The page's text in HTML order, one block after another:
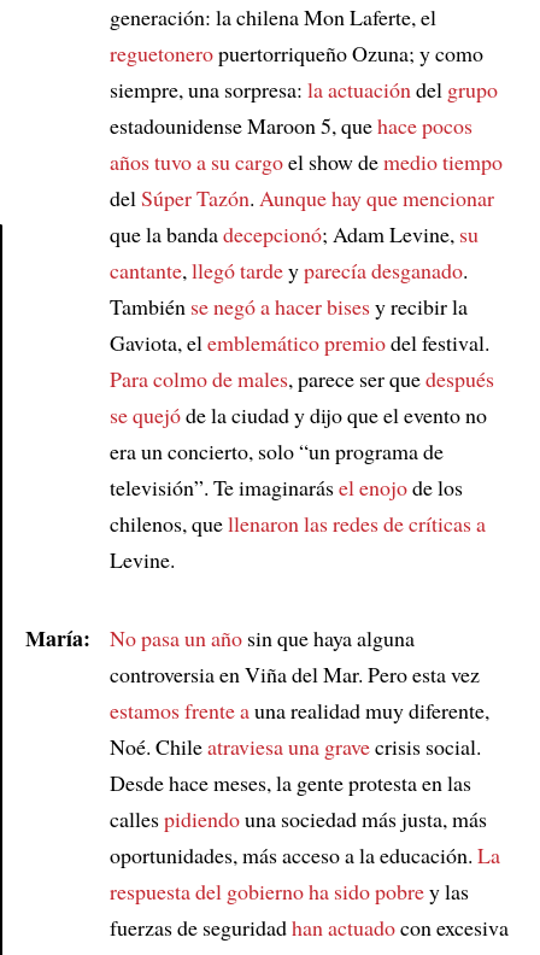
generación: la chilena Mon Laferte, el
reguetoneropuertorriqueño Ozuna; y como
siempre, una sorpresa: la actuación del grupo
estadounidense Maroon 5, quehace pocos
añostuvo a su cargoel show demedio tiempo
del Súper Tazón. Aunque hay que mencionar
que la bandadecepcionó; Adam Levine, su
cantante, llegó tardeyparecía desganado.
También se negó a hacer bisesy recibir la
Gaviota, el emblemático premiodel festival.
Para colmo de males, parece ser quedespués
se quejóde la ciudad y dijo que el evento no
era un concierto, solo “un programa de
televisión”. Te imaginarásel enojode los
chilenos, quellenaron las redesde críticas a
Levine.
María: No pasa un añosin que haya alguna
controversia en Viña del Mar. Pero esta vez
estamos frente auna realidad muy diferente,
Noé. Chileatraviesa una gravecrisis social.
Desde hace meses, la gente protesta en las
callespidiendouna sociedad más justa, más
oportunidades, más acceso a la educación. La
respuesta del gobiernoha sido pobrey las
fuerzas de seguridadhan actuadocon excesiva